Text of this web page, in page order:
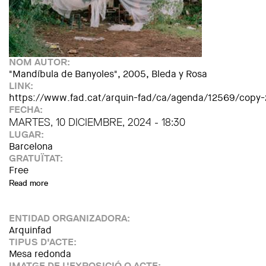
NOM AUTOR:
"Mandíbula de Banyoles", 2005, Bleda y Rosa
LINK:
https://www.fad.cat/arquin-fad/ca/agenda/12569/
FECHA:
MARTES, 10 DICIEMBRE, 2024 - 18:30
LUGAR:
Barcelona
GRATUÏTAT:
Free
Read more
ENTIDAD ORGANIZADORA:
Arquinfad
TIPUS D'ACTE:
Mesa redonda